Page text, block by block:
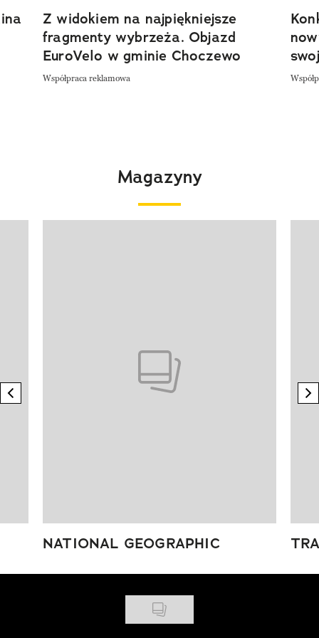
Z widokiem na najpiękniejsze
fragmenty wybrzeża. Objazd
EuroVelo w gminie Choczewo
Współpraca reklamowa
Magazyny
previous element
NATIONAL GEOGRAPHIC